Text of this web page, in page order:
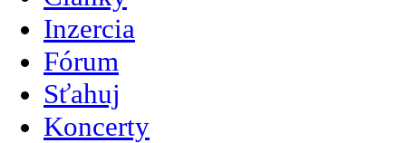
Inzercia
Fórum
Sťahuj
Koncerty